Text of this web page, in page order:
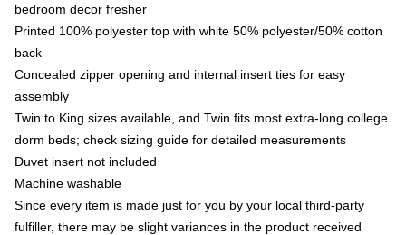
bedroom decor fresher
Printed 100% polyester top with white 50% polyester/50% cotton
back
Concealed zipper opening and internal insert ties for easy
assembly
Twin to King sizes available, and Twin fits most extra-long college
dorm beds; check sizing guide for detailed measurements
Duvet insert not included
Machine washable
Since every item is made just for you by your local third-party
fulfiller, there may be slight variances in the product received